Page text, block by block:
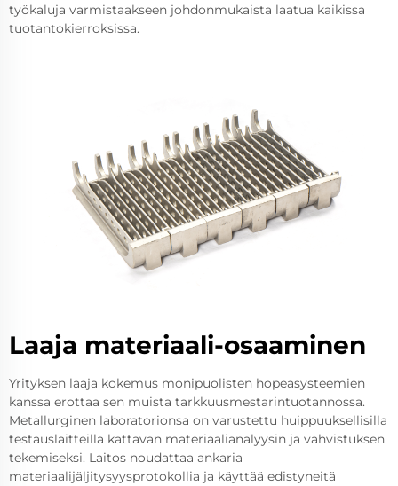
työkaluja varmistaakseen johdonmukaista laatua kaikissa
tuotantokierroksissa.
Laaja materiaali-osaaminen
Yrityksen laaja kokemus monipuolisten hopeasysteemien
kanssa erottaa sen muista tarkkuusmestarintuotannossa.
Metallurginen laboratorionsa on varustettu huippuuksellisilla
testauslaitteilla kattavan materiaalianalyysin ja vahvistuksen
tekemiseksi. Laitos noudattaa ankaria
materiaalijäljitysyysprotokollia ja käyttää edistyneitä